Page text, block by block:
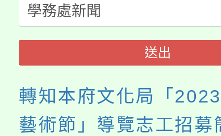
程
送出
轉知本府文化局「
藝術節」導覽志工招募